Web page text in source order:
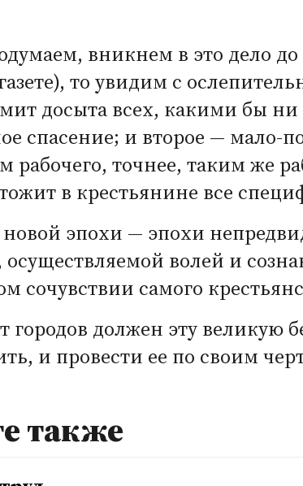
вникнем в это дело
то увидим с
досыта всех, какими бы
спасение; и второе — мало-
рабочего, точнее, таким же
в крестьянине все
эпохи — эпохи
волей и
сочувствии самого
городов должен эту великую
и провести ее по своим
также